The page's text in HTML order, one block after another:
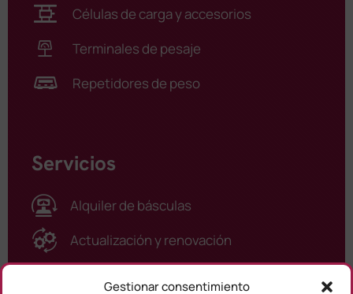
Gestionar consentimiento
Células de carga y accesorios
Terminales de pesaje
Repetidores de peso
Servicios
Alquiler de básculas
Actualización y renovación